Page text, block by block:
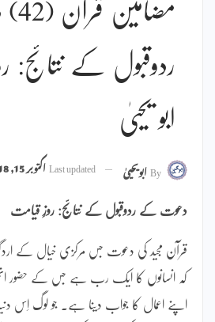
ردوقبول کے نتائج:
ابو یحییٰ
Byابویحییٰ Last updatedاکتوبر 15, 2018
دعوت کے ردوقبول کے نتائج: روزِ قیامت
قرآن مجید کی دعوت جس مرکزی خیال کے
کہ انسانوں کا ایک رب ہے جس کے حضور
اپنے اعمال کا جواب دینا ہے۔ جو لوگ اِس